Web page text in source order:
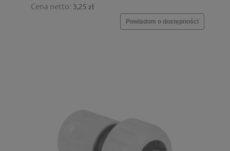
Cena netto: 3,25 zł
Powiadom o dostępności